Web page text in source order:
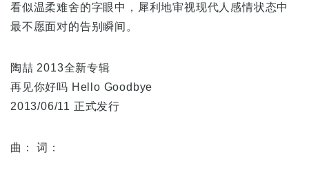
看似温柔难舍的字眼中，犀利地审视现代人感情状态中
最不愿面对的告别瞬间。
陶喆 2013全新专辑
再见你好吗 Hello Goodbye
2013/06/11 正式发行
曲： 词：